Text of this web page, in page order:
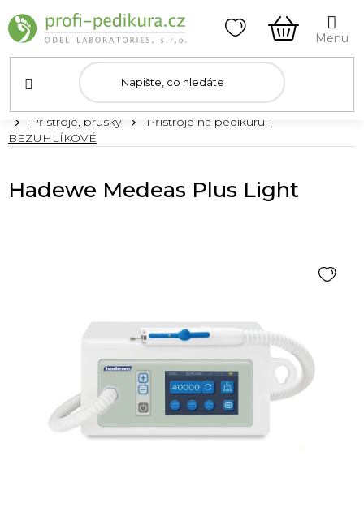
na
obsah
NÁKUPNÍ
KOŠÍK
DomůPřístroje, brusky
Přístroje na pedikúru -
BEZUHLÍKOVÉ
Hadewe Medeas Plus Light